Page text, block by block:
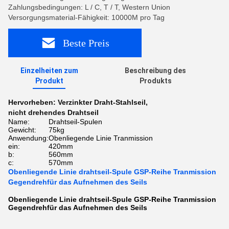
Zahlungsbedingungen: L / C, T / T, Western Union
Versorgungsmaterial-Fähigkeit: 10000M pro Tag
Beste Preis
Einzelheiten zum
Produkt
Beschreibung des
Produkts
Hervorheben: Verzinkter Draht-Stahlseil,
nicht drehendes Drahtseil
Name:
Drahtseil-Spulen
Gewicht:
75kg
Anwendung:Obenliegende Linie Tranmission
ein:
420mm
b:
560mm
c:
570mm
Obenliegende Linie drahtseil-Spule GSP-Reihe Tranmission
Gegendrehfür das Aufnehmen des Seils
Obenliegende Linie drahtseil-Spule GSP-Reihe Tranmission
Gegendrehfür das Aufnehmen des Seils